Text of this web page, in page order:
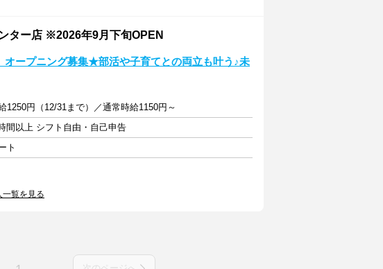
ター店 ※2026年9月下旬OPEN
オープニング募集★部活や子育てとの両立も叶う♪未
1250円（12/31まで）／通常時給1150円～
間以上 シフト自由・自己申告
ト
覧を見る